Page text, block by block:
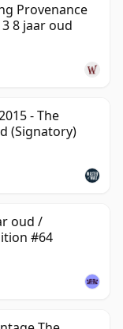
Provenance
8 jaar oud
- The
(Signatory)
oud /
#64